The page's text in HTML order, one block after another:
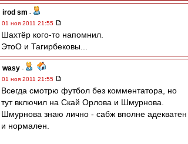
irod sm -
01 ноя 2011 21:55
Шахтёр кого-то напомнил.
ЭтоО и Тагирбековы...
wasy -
01 ноя 2011 21:55
Всегда смотрю футбол без комментатора, но
тут включил на Скай Орлова и Шмурнова.
Шмурнова знаю лично - сабж вполне адекватен
и нормален.